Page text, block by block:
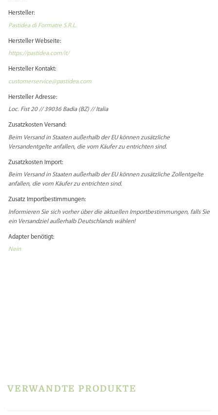
Hersteller:
Pastidea di Formatre S.R.L.
Hersteller Webseite:
https://pastidea.com/it/
Hersteller Kontakt:
customerservice@pastidea.com
Hersteller Adresse:
Loc. Fist 20 // 39036 Badia (BZ) // Italia
Zusatzkosten Versand:
Beim Versand in Staaten außerhalb der EU können zusätzliche
Versandentgelte anfallen, die vom Käufer zu entrichten sind.
Zusatzkosten Import:
Beim Versand in Staaten außerhalb der EU können zusätzliche Zollentgelte
anfallen, die vom Käufer zu entrichten sind.
Zusatz Importbestimmungen:
Informieren Sie sich vorher über die aktuellen Importbestimmungen, falls Sie
ein Versandziel außerhalb Deutschlands wählen!
Adapter benötigt:
Nein
VERWANDTE PRODUKTE